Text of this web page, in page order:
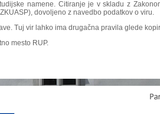
namene. Citiranje je v skladu z
dovoljeno z navedbo podatkov o viru.
Tuj vir lahko ima drugačna pravila glede
mesto RUP.